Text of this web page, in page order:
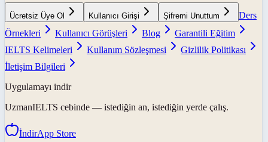
Ücretsiz Üye Ol Kullanıcı Girişi Şifremi Unuttum
Ders
Örnekleri
Kullanıcı Görüşleri Blog
Garantili Eğitim
IELTS Kelimeleri
Kullanım Sözleşmesi
Gizlilik Politikası
İletişim Bilgileri
Uygulamayı indir
UzmanIELTS cebinde — istediğin an, istediğin yerde çalış.
İndirApp Store